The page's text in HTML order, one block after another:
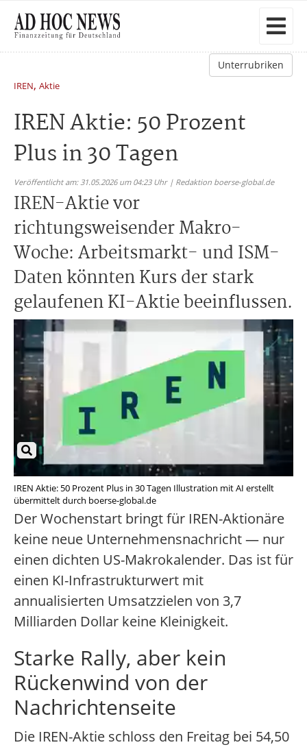
Unterrubriken
IREN, Aktie
IREN Aktie: 50 Prozent
Plus in 30 Tagen
Veröffentlicht am: 31.05.2026 um 04:23 Uhr | Redaktion boerse-global.de
IREN-Aktie vor
richtungsweisender Makro-
Woche: Arbeitsmarkt- und ISM-
Daten könnten Kurs der stark
gelaufenen KI-Aktie beeinflussen.
IREN Aktie: 50 Prozent Plus in 30 Tagen Illustration mit AI erstellt
übermittelt durch boerse-global.de
Der Wochenstart bringt für IREN-Aktionäre
keine neue Unternehmensnachricht — nur
einen dichten US-Makrokalender. Das ist für
einen KI-Infrastrukturwert mit
annualisierten Umsatzzielen von 3,7
Milliarden Dollar keine Kleinigkeit.
Starke Rally, aber kein
Rückenwind von der
Nachrichtenseite
Die IREN-Aktie schloss den Freitag bei 54,50